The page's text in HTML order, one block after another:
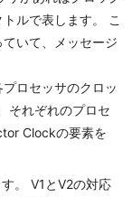
ルで表します。 こ
いて、メッセージ
ロセッサのクロッ
それぞれのプロセ
Clockの要素を
。 V1とV2の対応